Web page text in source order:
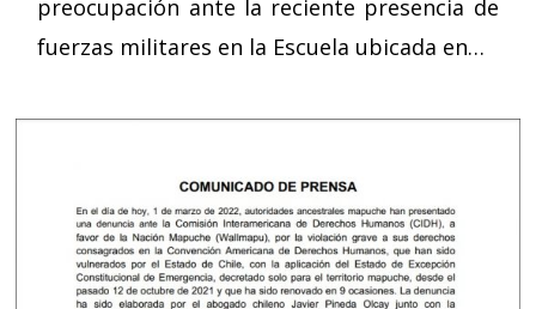
preocupación ante la reciente presencia de
fuerzas militares en la Escuela ubicada en…